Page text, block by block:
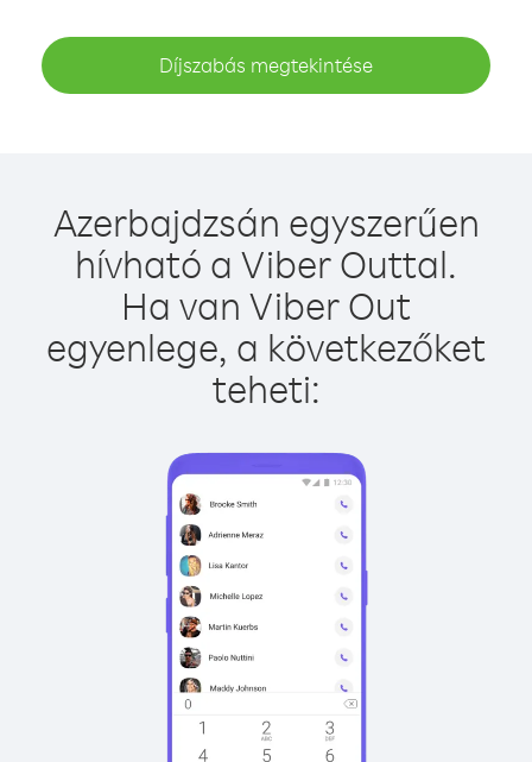
Díjszabás megtekintése
Azerbajdzsán egyszerűen
hívható a Viber Outtal.
Ha van Viber Out
egyenlege, a következőket
teheti: